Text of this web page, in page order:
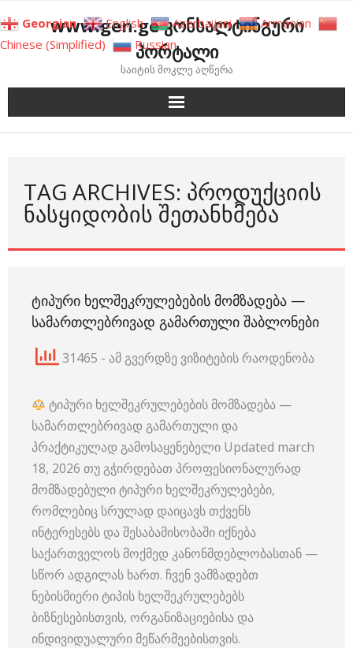
to
content
www.gen.ge კონსალტინგური
პორტალი
საიტის მოკლე აღწერა
TAG ARCHIVES: ᲞᲠᲝᲓᲣᲥᲪᲘᲘᲡ
ᲜᲐᲡᲧᲘᲓᲝᲑᲘᲡ ᲨᲔᲗᲐᲜᲮᲛᲔᲑᲐ
ᲢᲘᲞᲣᲠᲘ ᲮᲔᲚᲨᲔᲙᲠᲣᲚᲔᲑᲔᲑᲘᲡ ᲛᲝᲛᲖᲐᲓᲔᲑᲐ —
ᲡᲐᲛᲐᲠᲗᲚᲔᲑᲠᲘᲕᲐᲓ ᲒᲐᲛᲐᲠᲗᲣᲚᲘ ᲨᲐᲑᲚᲝᲜᲔᲑᲘ
31465 - ამ გვერდზე ვიზიტების რაოდენობა
ტიპური ხელშეკრულებების მომზადება —
სამართლებრივად გამართული და
პრაქტიკულად გამოსაყენებელი Updated march
18, 2026 თუ გჭირდებათ პროფესიონალურად
მომზადებული ტიპური ხელშეკრულებები,
რომლებიც სრულად დაიცავს თქვენს
ინტერესებს და შესაბამისობაში იქნება
საქართველოს მოქმედ კანონმდებლობასთან —
სწორ ადგილას ხართ. ჩვენ ვამზადებთ
ნებისმიერი ტიპის ხელშეკრულებებს
ბიზნესებისთვის, ორგანიზაციებისა და
ინდივიდუალური მეწარმეებისთვის.
Georgian English Azerbaijani
Armenian
Chinese (Simplified)
Russian